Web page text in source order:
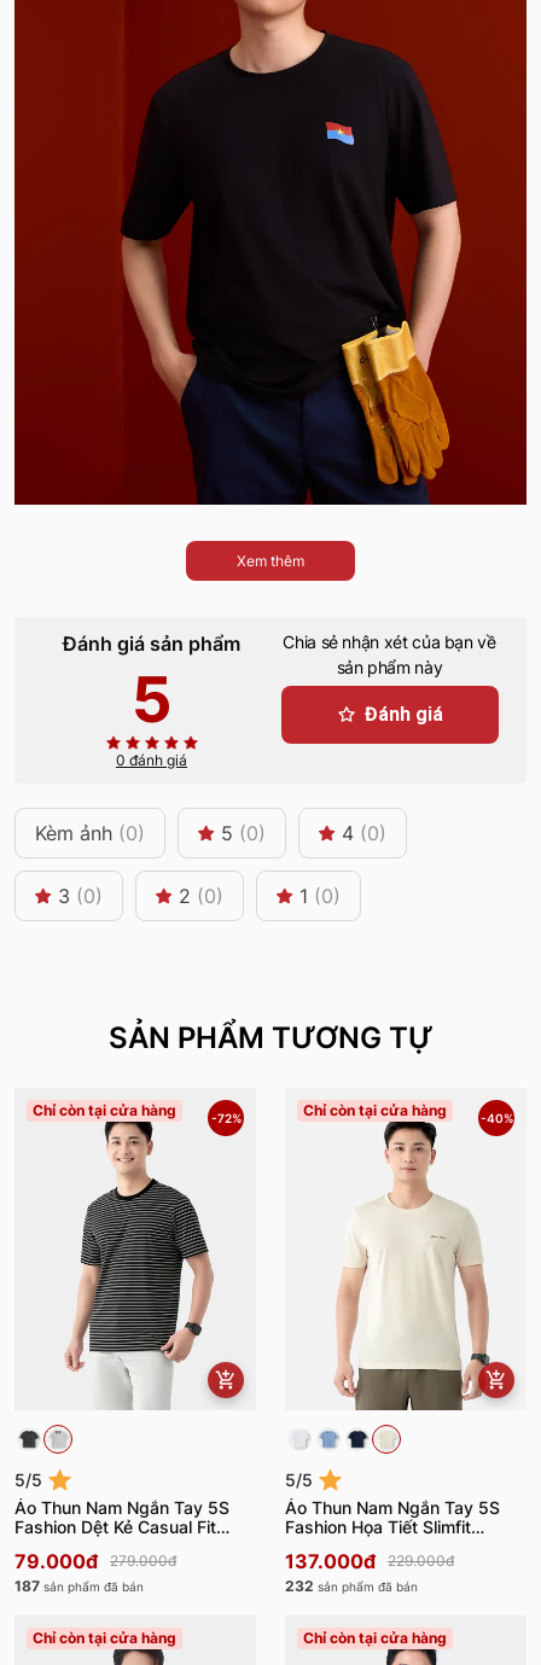
Xem thêm
Đánh giá sản phẩm
5
0 đánh giá
Chia sẻ nhận xét của bạn về
sản phẩm này
Đánh giá
Kèm ảnh (0) 5 (0) 4 (0)
3 (0) 2 (0) 1 (0)
SẢN PHẨM TƯƠNG TỰ
Chỉ còn tại cửa hàng -72%
5/5
Áo Thun Nam Ngắn Tay 5S
Fashion Dệt Kẻ Casual Fit
79.000đ
279.000đ
187 sản phẩm đã bán
Chỉ còn tại cửa hàng -40%
5/5
Áo Thun Nam Ngắn Tay 5S
Fashion Họa Tiết Slimfit
137.000đ
229.000đ
232 sản phẩm đã bán
Chỉ còn tại cửa hàng Chỉ còn tại cửa hàng